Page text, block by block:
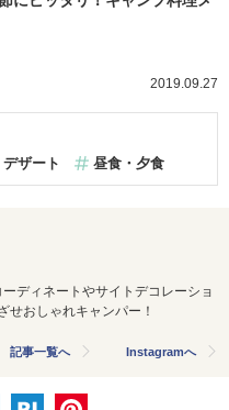
2019.09.27
デザート 昼食・夕食
ディネートやサイトデコレーショ
せおしゃれキャンパー！
記事一覧へ Instagramへ